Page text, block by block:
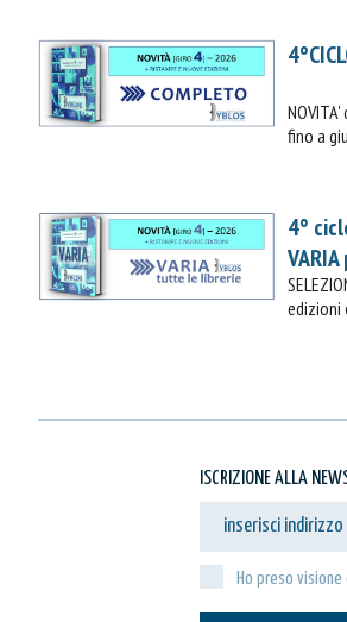
fino a
4°
edizioni
ISCRIZIONE ALLA
Ho preso